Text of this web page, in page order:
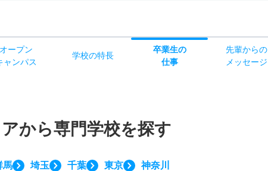
オープン
ャンパス
学校の特長
卒業生の
仕事
先輩からの
メッセージ
から専門学校を探す
馬 埼玉 千葉 東京 神奈川